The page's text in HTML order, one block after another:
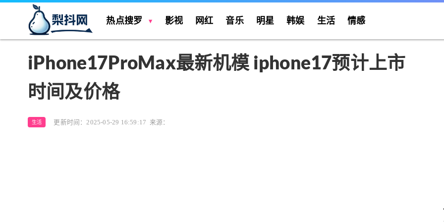
热点搜罗 影视 网红 音乐 明星 韩娱 生活 情感
iPhone17ProMax最新机模 iphone17预计上市
时间及价格
生活 更新时间：2025-05-29 16:59:17 来源：